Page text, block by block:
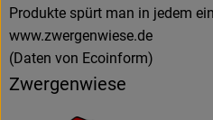
Produkte spürt man in jedem
www.zwergenwiese.de
(Daten von Ecoinform)
Zwergenwiese